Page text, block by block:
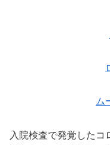
ム
入院検査で発覚したコ